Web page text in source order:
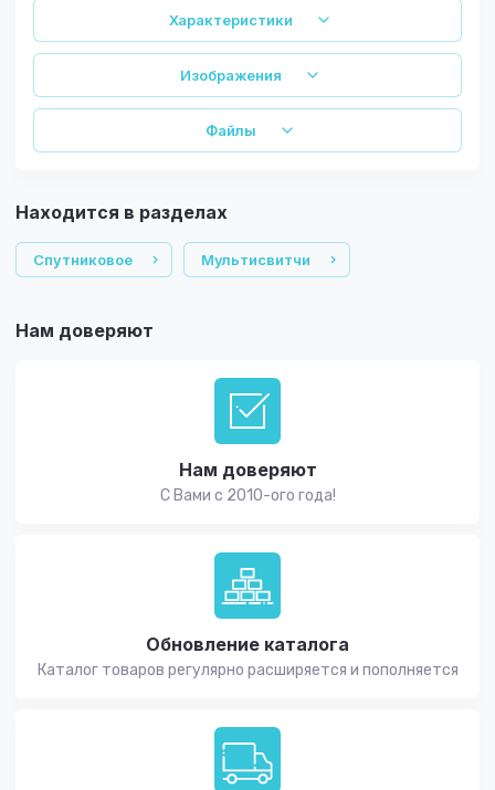
Характеристики
Изображения
Файлы
Находится в разделах
Спутниковое Мультисвитчи
Нам доверяют
Нам доверяют
С Вами с 2010-ого года!
Обновление каталога
Каталог товаров регулярно расширяется и пополняется